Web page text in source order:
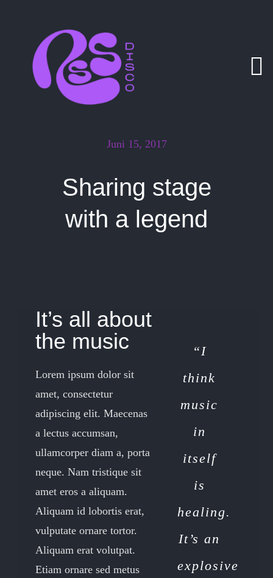
springen
Juni 15, 2017
Sharing stage
with a legend
It’s all about
the music
Lorem ipsum dolor sit
amet, consectetur
adipiscing elit. Maecenas
a lectus accumsan,
ullamcorper diam a, porta
neque. Nam tristique sit
amet eros a aliquam.
Aliquam id lobortis erat,
vulputate ornare tortor.
Aliquam erat volutpat.
Etiam ornare sed metus
“I
think
music
in
itself
is
healing.
It’s an
explosive